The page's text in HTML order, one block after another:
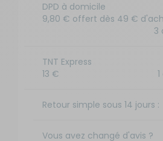
DPD à domicile
9,80 € offert dès 49 €
3
TNT Express
13 €
Retour simple sous 14 jours :
Vous avez changé d'avis ?